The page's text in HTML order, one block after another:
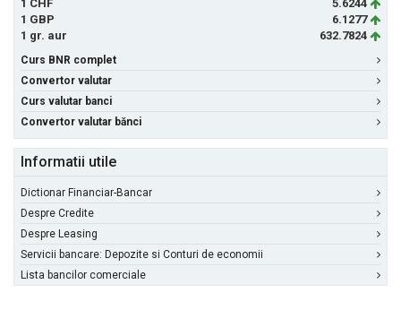
1 CHF
5.6244
1 GBP
6.1277
1 gr. aur
632.7824
Curs BNR complet
Convertor valutar
Curs valutar banci
Convertor valutar bănci
Informatii utile
Dictionar Financiar-Bancar
Despre Credite
Despre Leasing
Servicii bancare: Depozite si Conturi de economii
Lista bancilor comerciale